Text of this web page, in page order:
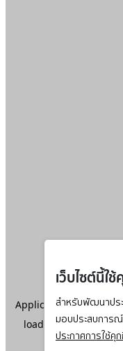
เว็บไซต์นี้ใ
สำหรับพัฒนาปร
มอบประสบการ
ประกาศการใช้คุก
Application error: a
loading